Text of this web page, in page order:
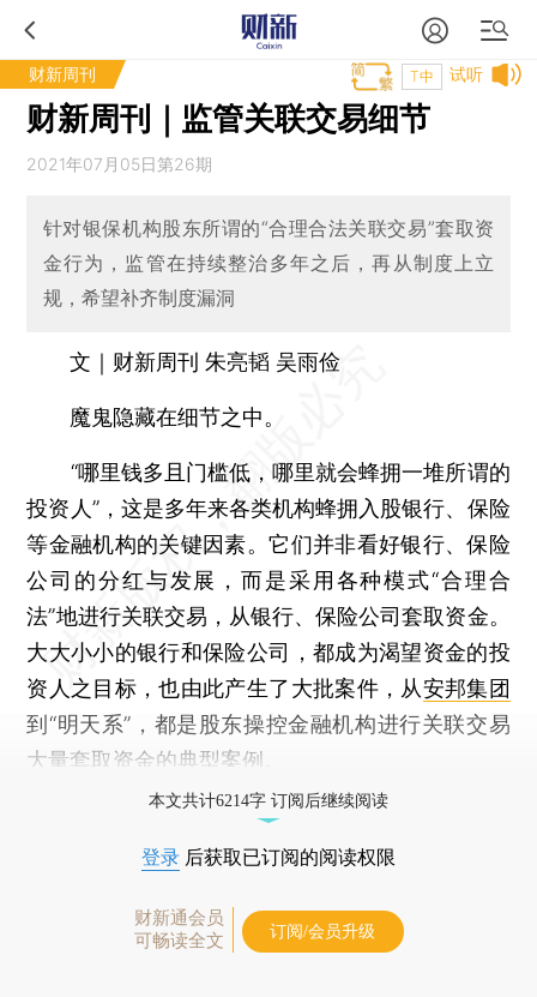
财新周刊 试听
T中
财新周刊｜监管关联交易细节
2021年07月05日第26期
针对银保机构股东所谓的“合理合法关联交易”套取资
金行为，监管在持续整治多年之后，再从制度上立
规，希望补齐制度漏洞
文｜财新周刊 朱亮韬 吴雨俭
魔鬼隐藏在细节之中。
“哪里钱多且门槛低，哪里就会蜂拥一堆所谓的
投资人”，这是多年来各类机构蜂拥入股银行、保险
等金融机构的关键因素。它们并非看好银行、保险
公司的分红与发展，而是采用各种模式“合理合
法”地进行关联交易，从银行、保险公司套取资金。
大大小小的银行和保险公司，都成为渴望资金的投
资人之目标，也由此产生了大批案件，从安邦集团
到“明天系”，都是股东操控金融机构进行关联交易
大量套取资金的典型案例。
本文共计6214字 订阅后继续阅读
登录 后获取已订阅的阅读权限
财新通会员
可畅读全文
订阅/会员升级